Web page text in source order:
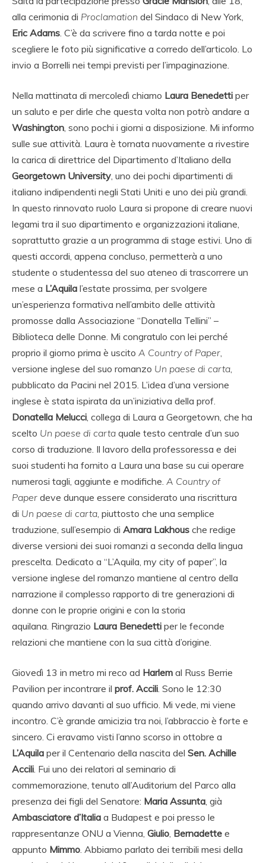
alla cerimonia di Proclamation del Sindaco di New York,
Eric Adams. C’è da scrivere fino a tarda notte e poi
scegliere le foto più significative a corredo dell’articolo. Lo
invio a Borrelli nei tempi previsti per l’impaginazione.
Nella mattinata di mercoledì chiamo Laura Benedetti per
un saluto e per dirle che questa volta non potrò andare a
Washington, sono pochi i giorni a disposizione. Mi informo
sulle sue attività. Laura è tornata nuovamente a rivestire
la carica di direttrice del Dipartimento d’Italiano della
Georgetown University, uno dei pochi dipartimenti di
italiano indipendenti negli Stati Uniti e uno dei più grandi.
In questo rinnovato ruolo Laura si propone di creare nuovi
legami tra il suo dipartimento e organizzazioni italiane,
soprattutto grazie a un programma di stage estivi. Uno di
questi accordi, appena concluso, permetterà a uno
studente o studentessa del suo ateneo di trascorrere un
mese a L’Aquila l’estate prossima, per svolgere
un’esperienza formativa nell’ambito delle attività
promosse dalla Associazione “Donatella Tellini” –
Biblioteca delle Donne. Mi congratulo con lei perché
proprio il giorno prima è uscito A Country of Paper,
versione inglese del suo romanzo Un paese di carta,
pubblicato da Pacini nel 2015. L’idea d’una versione
inglese è stata ispirata da un’iniziativa della prof.
Donatella Melucci, collega di Laura a Georgetown, che ha
scelto Un paese di carta quale testo centrale d’un suo
corso di traduzione. Il lavoro della professoressa e dei
suoi studenti ha fornito a Laura una base su cui operare
numerosi tagli, aggiunte e modifiche. A Country of
Paper deve dunque essere considerato una riscrittura
di Un paese di carta, piuttosto che una semplice
traduzione, sull’esempio di Amara Lakhous che redige
diverse versioni dei suoi romanzi a seconda della lingua
prescelta. Dedicato a “L’Aquila, my city of paper”, la
versione inglese del romanzo mantiene al centro della
narrazione il complesso rapporto di tre generazioni di
donne con le proprie origini e con la storia
aquilana. Ringrazio Laura Benedetti per le feconde
relazioni che mantiene con la sua città d’origine.
Giovedì 13 in metro mi reco ad Harlem al Russ Berrie
Pavilion per incontrare il prof. Accili. Sono le 12:30
quando arrivo davanti al suo ufficio. Mi vede, mi viene
incontro. C’è grande amicizia tra noi, l’abbraccio è forte e
sincero. Ci eravamo visti l’anno scorso in ottobre a
L’Aquila per il Centenario della nascita del Sen. Achille
Accili. Fui uno dei relatori al seminario di
commemorazione, tenuto all’Auditorium del Parco alla
presenza dei figli del Senatore: Maria Assunta, già
Ambasciatore d’Italia a Budapest e poi presso le
rappresentanze ONU a Vienna, Giulio, Bernadette e
appunto Mimmo. Abbiamo parlato dei terribili mesi della